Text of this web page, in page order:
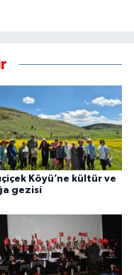
Köyü’ne kültür ve
gezisi